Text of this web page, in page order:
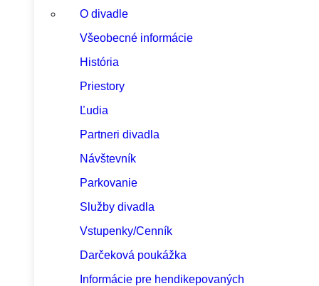
O divadle
Všeobecné informácie
História
Priestory
Ľudia
Partneri divadla
Návštevník
Parkovanie
Služby divadla
Vstupenky/Cenník
Darčeková poukážka
Informácie pre hendikepovaných